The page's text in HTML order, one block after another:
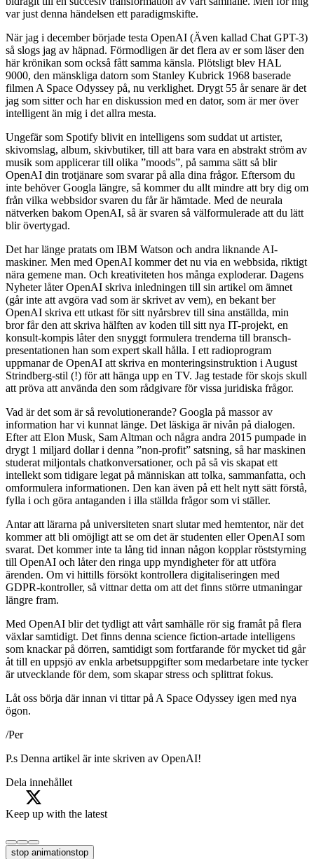
var just denna händelsen ett paradigmskifte.
När jag i december började testa OpenAI (Även kallad Chat GPT-3)
så slogs jag av häpnad. Förmodligen är det flera av er som läser den
här krönikan som också fått samma känsla. Plötsligt blev HAL
9000, den mänskliga datorn som Stanley Kubrick 1968 baserade
filmen A Space Odyssey på, nu verklighet. Drygt 55 år senare är det
jag som sitter och har en diskussion med en dator, som är mer över
intelligent än mig i det allra mesta.
Ungefär som Spotify blivit en intelligens som suddat ut artister,
skivomslag, album, skivbutiker, till att bara vara en abstrakt ström av
musik som applicerar till olika ”moods”, på samma sätt så blir
OpenAI din trotjänare som svarar på alla dina frågor. Eftersom du
inte behöver Googla längre, så kommer du allt mindre att bry dig om
från vilka webbsidor svaren du får är hämtade. Med de neurala
nätverken bakom OpenAI, så är svaren så välformulerade att du lätt
blir övertygad.
Det har länge pratats om IBM Watson och andra liknande AI-
maskiner. Men med OpenAI kommer det nu via en webbsida, riktigt
nära gemene man. Och kreativiteten hos många exploderar. Dagens
Nyheter låter OpenAI skriva inledningen till sin artikel om ämnet
(går inte att avgöra vad som är skrivet av vem), en bekant ber
OpenAI skriva ett utkast för sitt nyårsbrev till sina anställda, min
bror får den att skriva hälften av koden till sitt nya IT-projekt, en
konsult-kompis låter den snyggt formulera trenderna till bransch-
presentationen han som expert skall hålla. I ett radioprogram
uppmanar de OpenAI att skriva en monteringsinstruktion i August
Strindberg-stil (!) för att hänga upp en TV. Jag testade för skojs skull
att pröva att använda den som rådgivare för vissa juridiska frågor.
Vad är det som är så revolutionerande? Googla på massor av
information har vi kunnat länge. Det läskiga är nivån på dialogen.
Efter att Elon Musk, Sam Altman och några andra 2015 pumpade in
drygt 1 miljard dollar i denna ”non-profit” satsning, så har maskinen
studerat miljontals chatkonversationer, och på så vis skapat ett
intellekt som tidigare legat på människan att tolka, sammanfatta, och
omformulera informationen. Den kan även på ett helt nytt sätt förstå,
fylla i och göra antaganden i illa ställda frågor som vi ställer.
Antar att lärarna på universiteten snart slutar med hemtentor, när det
kommer att bli omöjligt att se om det är studenten eller OpenAI som
svarat. Det kommer inte ta lång tid innan någon kopplar röststyrning
till OpenAI och låter den ringa upp myndigheter för att utföra
ärenden. Om vi hittills försökt kontrollera digitaliseringen med
GDPR-kontroller, så vittnar detta om att det finns större utmaningar
längre fram.
Med OpenAI blir det tydligt att vårt samhälle rör sig framåt på flera
växlar samtidigt. Det finns denna science fiction-artade intelligens
som knackar på dörren, samtidigt som fortfarande för mycket tid går
åt till en uppsjö av enkla arbetsuppgifter som medarbetare inte tycker
är utvecklande för dem, som skapar stress och splittrat fokus.
Låt oss börja där innan vi tittar på A Space Odyssey igen med nya
ögon.
/Per
P.s Denna artikel är inte skriven av OpenAI!
Dela innehållet
Keep up with the latest
stop animationstop